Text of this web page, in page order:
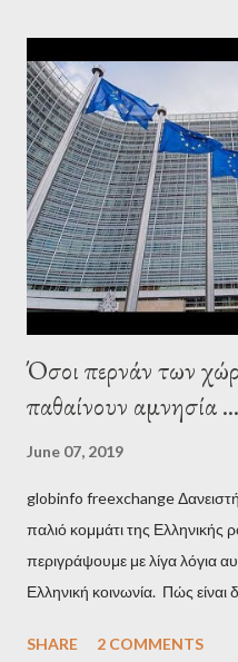
interview, Varoufakis claims
wanted to talk about. As
Adults in the Room: My
Establishment, for years he
pro-troika establishment and
stooge in Greece. Yet,
minister, Alexis Tsipras, came
Όσοι περνάν των
παθαίνουν αμνησία ...
June 07, 2019
globinfo freexchange
παλιό κομμάτι της Ελληνικής
περιγράψουμε με λίγα λόγια
Ελληνική κοινωνία. Πώς είναι
σύστημα των κρατικοδίαιτων
SHARE 2 COMMENTS